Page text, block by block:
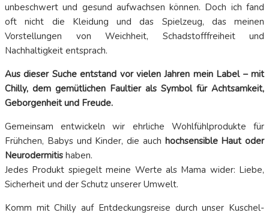
unbeschwert und gesund aufwachsen können. Doch ich fand
oft nicht die Kleidung und das Spielzeug, das meinen
Vorstellungen von Weichheit, Schadstofffreiheit und
Nachhaltigkeit entsprach.
Aus dieser Suche entstand vor vielen Jahren mein Label – mit
Chilly, dem gemütlichen Faultier als Symbol für Achtsamkeit,
Geborgenheit und Freude.
Gemeinsam entwickeln wir ehrliche Wohlfühlprodukte für
Frühchen, Babys und Kinder, die auch hochsensible Haut oder
Neurodermitis haben.
Jedes Produkt spiegelt meine Werte als Mama wider: Liebe,
Sicherheit und der Schutz unserer Umwelt.
Komm mit Chilly auf Entdeckungsreise durch unser Kuschel-